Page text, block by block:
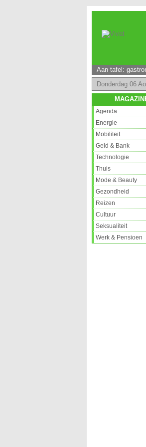
Aan tafel:
Donderdag 06
Agenda
Energie
Mobiliteit
Geld & Bank
Technologie
Thuis
Mode & Beauty
Gezondheid
Reizen
Cultuur
Seksualiteit
Werk & Pensioen